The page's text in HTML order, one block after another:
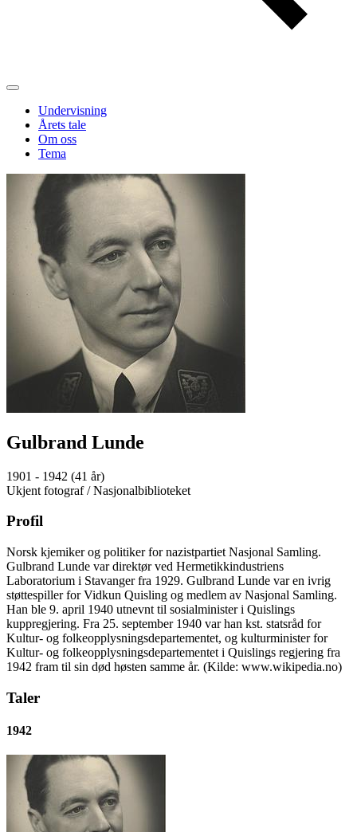
Undervisning
Årets tale
Om oss
Tema
Gulbrand Lunde
1901 - 1942 (41 år)
Ukjent fotograf / Nasjonalbiblioteket
Profil
Norsk kjemiker og politiker for nazistpartiet Nasjonal Samling.
Gulbrand Lunde var direktør ved Hermetikkindustriens
Laboratorium i Stavanger fra 1929. Gulbrand Lunde var en ivrig
støttespiller for Vidkun Quisling og medlem av Nasjonal Samling.
Han ble 9. april 1940 utnevnt til sosialminister i Quislings
kuppregjering. Fra 25. september 1940 var han kst. statsråd for
Kultur- og folkeopplysningsdepartementet, og kulturminister for
Kultur- og folkeopplysningsdepartementet i Quislings regjering fra
1942 fram til sin død høsten samme år. (Kilde: www.wikipedia.no)
Taler
1942